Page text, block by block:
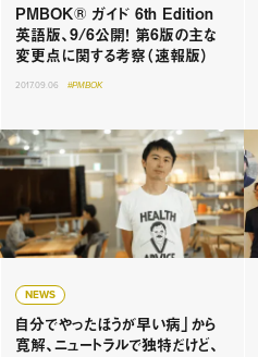
PMBOK® ガイド 6th Edition
英語版、9/6公開！ 第6版の主な
変更点に関する考察（速報版）
2017.09.06 #PMBOK
NEWS
自分でやったほうが早い病」から
寛解、ニュートラルで独特だけど、